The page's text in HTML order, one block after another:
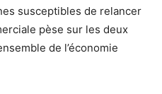
susceptibles de relancer
pèse sur les deux
de l’économie